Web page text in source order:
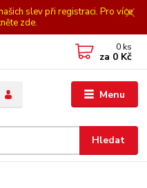
slev při registraci. Pro více
zde.
Menu
Hledat
0 ks
za 0 Kč